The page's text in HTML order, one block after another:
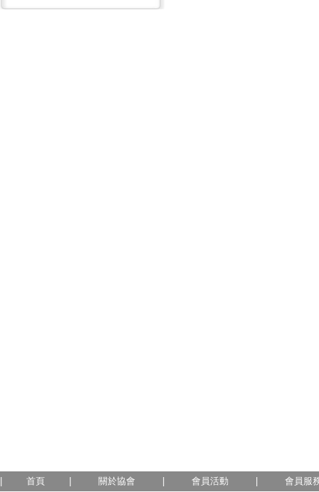
首頁 關於協會 會員活動 會員服